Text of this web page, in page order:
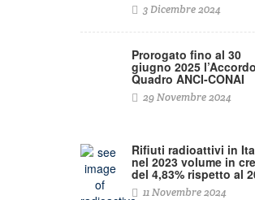
3 Dicembre 2024
Prorogato fino al 30
giugno 2025 l’Accordo
Quadro ANCI-CONAI
29 Novembre 2024
Rifiuti radioattivi in
nel 2023 volume in
del 4,83% rispetto al
11 Novembre 2024